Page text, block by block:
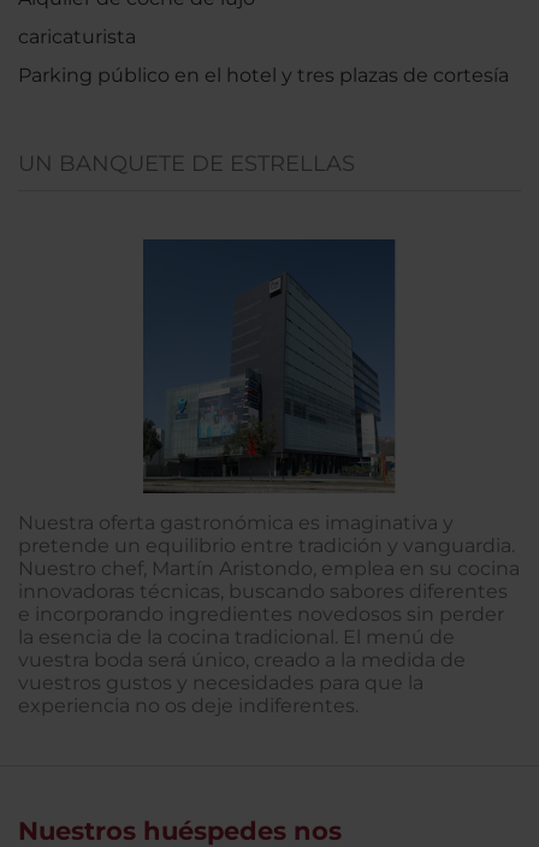
caricaturista
Parking público en el hotel y tres plazas de cortesía
UN BANQUETE DE ESTRELLAS
Nuestra oferta gastronómica es imaginativa y
pretende un equilibrio entre tradición y vanguardia.
Nuestro chef, Martín Aristondo, emplea en su cocina
innovadoras técnicas, buscando sabores diferentes
e incorporando ingredientes novedosos sin perder
la esencia de la cocina tradicional. El menú de
vuestra boda será único, creado a la medida de
vuestros gustos y necesidades para que la
experiencia no os deje indiferentes.
Nuestros huéspedes nos